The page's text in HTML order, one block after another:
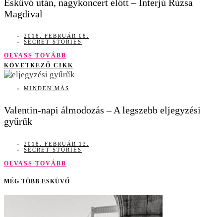
Esküvő után, nagykoncert előtt – Interjú Rúzsa
Magdival
2018. FEBRUÁR 08.
SECRET STORIES
OLVASS TOVÁBB
KÖVETKEZŐ CIKK
MINDEN MÁS
Valentin-napi álmodozás – A legszebb eljegyzési
gyűrűk
2018. FEBRUÁR 13.
SECRET STORIES
OLVASS TOVÁBB
MÉG TÖBB ESKÜVŐ